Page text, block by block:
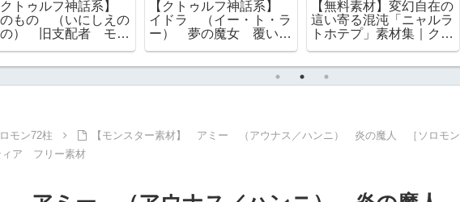
クトゥルフ神話系】
もの （いにしえの
の） 旧支配者 モン
【クトゥルフ神話系】
イドラ （イー・ト・ラ
ー） 夢の魔女 覆い隠
【無料素材】変幻自在の
這い寄る混沌「ニャルラ
トホテプ」素材集｜クト
モン72柱
【モンスター素材】 アミー （アウナス／ハンニ） 炎の魔人 ［ソロモン
ア フリー素材